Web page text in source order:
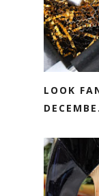
LOOK